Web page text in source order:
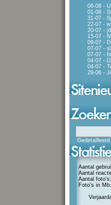
06-08 -
01-08 -
31-07 -
22-07 -
20-07 -
15-07 -
09-07 -
07-07 -
07-07 -
04-07 -
04-07 -
29-06 -
Aantal
Aantal
Aantal
Foto's in